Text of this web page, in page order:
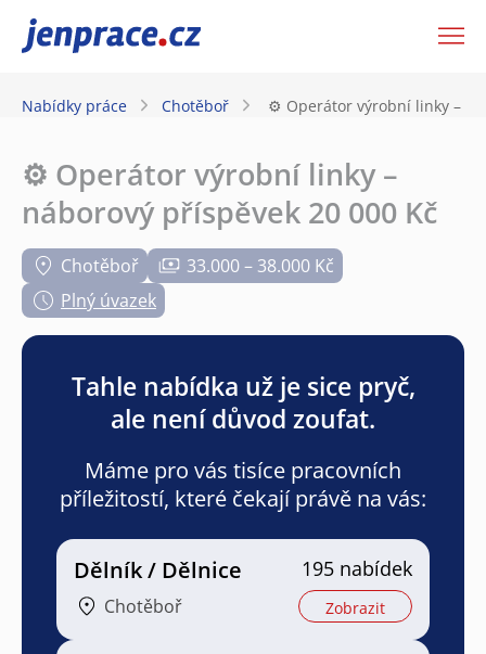
JenPráce.cz
Nabídky práce Chotěboř ⚙️ Operátor výrobní linky –
⚙️ Operátor výrobní linky –
náborový příspěvek 20 000 Kč
Chotěboř
33.000 – 38.000 Kč
Plný úvazek
Tahle nabídka už je sice pryč,
ale není důvod zoufat.
Máme pro vás tisíce pracovních
příležitostí, které čekají právě na vás:
Dělník / Dělnice
Chotěboř
195 nabídek
Zobrazit